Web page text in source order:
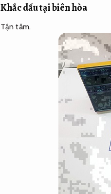
Khắc dấu tại biên hòa
Tận tâm.